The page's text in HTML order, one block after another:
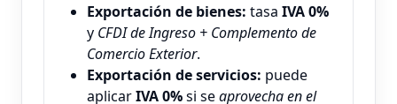
Exportación de bienes: tasa IVA 0%
y CFDI de Ingreso + Complemento de
Comercio Exterior.
Exportación de servicios: puede
aplicarIVA 0%si seaprovecha en el